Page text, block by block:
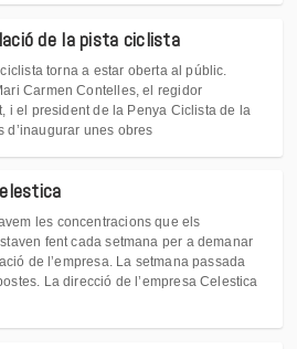
de la pista ciclista
torna a estar oberta al públic.
Carmen Contelles, el regidor
i el president de la Penya Ciclista de la
d’inaugurar unes obres
les concentracions que els
fent cada setmana per a demanar
de l’empresa. La setmana passada
La direcció de l’empresa Celestica